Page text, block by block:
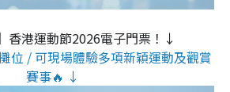
香港運動節2026電子門票！↓
位 / 可現場體驗多項新穎運動及觀賞
賽事🔥 ↓